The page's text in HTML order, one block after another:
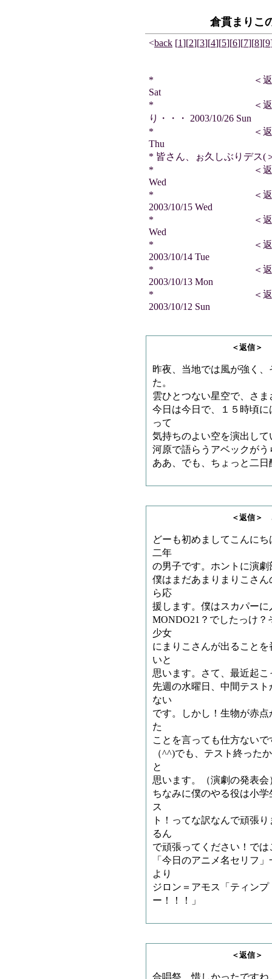
倉貫まりこ
<back [1][2][3][4][5][6][7][8][9
* ＜返信＞ とろろ
Sat
* ＜返信＞ さす
り・・・ 2003/10/26 Sun
* ＜返信＞ とろろ
Thu
* 皆さん、ぉ久しぶりデス(
* ＜返信＞ とろろ
Wed
* ＜返信＞ てー
2003/10/15 Wed
* ＜返信＞ とろろ
Wed
* ＜返信＞ サノ
2003/10/14 Tue
* ＜返信＞ ヲコ
2003/10/13 Mon
* ＜返信＞ てー
2003/10/12 Sun
＜返信＞ とろろさ
昨夜、当地では風が強く
た。
雲ひとつない星空で、さ
今日は今日で、１５時頃
って
気持ちのよい空を演出し
河原で語らうアベックが
ああ、でも、ちょっと二
＜返信＞ さすらいの
どーも初めましてこんに
二年
の男子です。ホントに演
僕はまだあまりまりこさ
ら応
援します。僕はスカパー
MONDO21？でしたっけ
少女
にまりこさんが出ること
いと
思います。さて、最近起
先週の水曜日、中間テス
ない
です。しかし！生物が赤
た
ことを言っても仕方ない
（^^)でも、テスト終った
と
思います。（演劇の発表
ちなみに僕のやる役は小
ス
ト！ってな訳なんで頑張
るん
で頑張ってください！で
「今日のアニメ名セリフ
より
ジロン＝アモス「ティン
ー！！！」
＜返信＞ とろろさ